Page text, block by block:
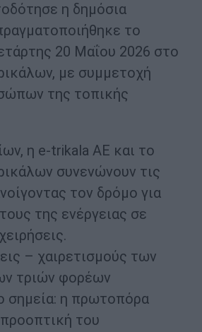
η δημόσια
το
20 Μαΐου 2026 στο
με συμμετοχή
της τοπικής
η e-trikala ΑΕ και το
συνενώνουν τις
τον δρόμο για
της ενέργειας σε
– χαιρετισμούς των
τριών φορέων
σημεία: η πρωτοπόρα
του